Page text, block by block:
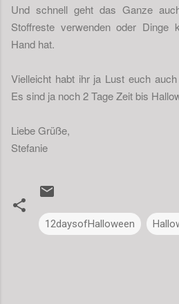
Und schnell geht das Ganze
Stoffreste verwenden oder Dinge
Hand hat.
Vielleicht habt ihr ja Lust euch
Es sind ja noch 2 Tage Zeit bis
Liebe Grüße,
Stefanie
12daysofHalloween